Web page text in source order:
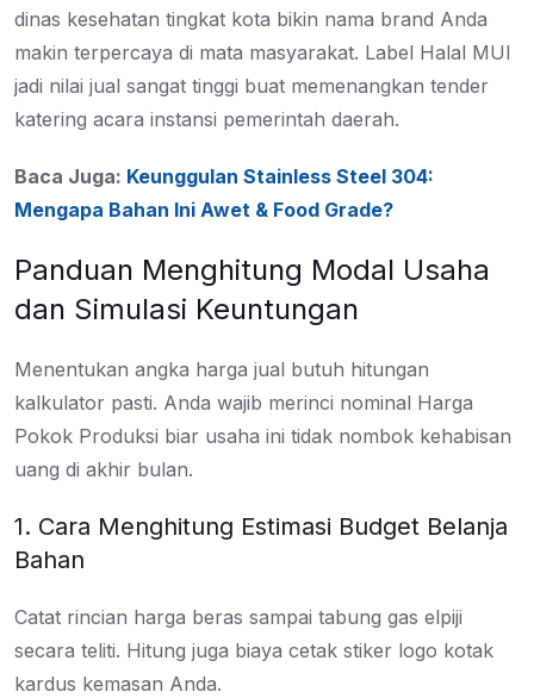
dinas kesehatan tingkat kota bikin nama brand Anda
makin terpercaya di mata masyarakat. Label Halal MUI
jadi nilai jual sangat tinggi buat memenangkan tender
katering acara instansi pemerintah daerah.
Baca Juga: Keunggulan Stainless Steel 304:
Mengapa Bahan Ini Awet & Food Grade?
Panduan Menghitung Modal Usaha
dan Simulasi Keuntungan
Menentukan angka harga jual butuh hitungan
kalkulator pasti. Anda wajib merinci nominal Harga
Pokok Produksi biar usaha ini tidak nombok kehabisan
uang di akhir bulan.
1. Cara Menghitung Estimasi Budget Belanja
Bahan
Catat rincian harga beras sampai tabung gas elpiji
secara teliti. Hitung juga biaya cetak stiker logo kotak
kardus kemasan Anda.